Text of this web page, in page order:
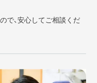
で、安心してご相談くだ